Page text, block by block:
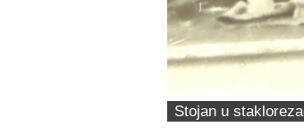
Stojan u